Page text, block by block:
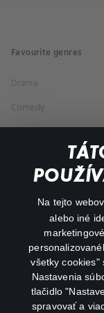
Na tejto
alebo iné
všetky cookies"
Nastavenia
tlačidlo
spravovať a
Favourite genres
Drama
Comedy
My profile
Important links